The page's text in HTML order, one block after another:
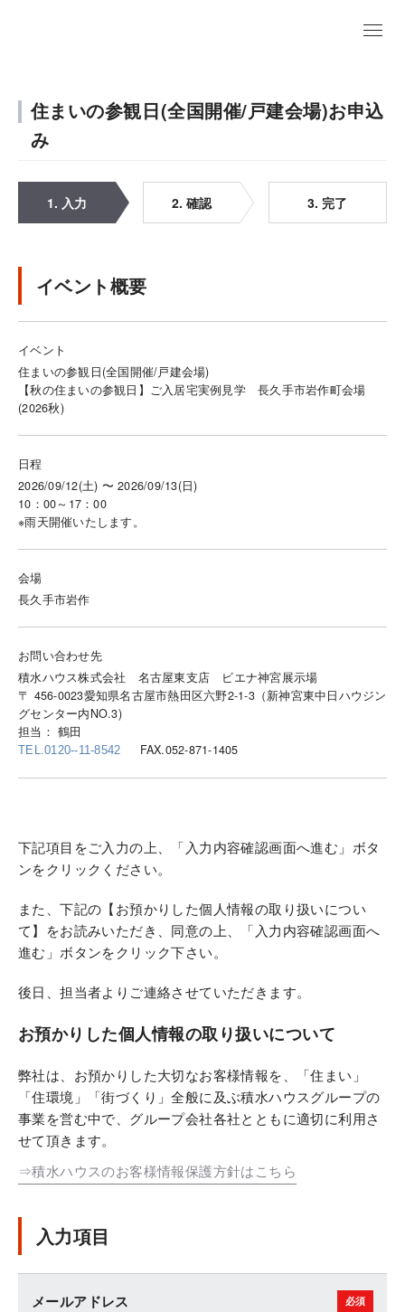
住まいの参観日(全国開催/戸建会場)お申込
み
1. 入力 2. 確認 3. 完了
イベント概要
イベント
住まいの参観日(全国開催/戸建会場)
【秋の住まいの参観日】ご入居宅実例見学 長久手市岩作町会場
(2026秋)
日程
2026/09/12(土) 〜 2026/09/13(日)
10：00～17：00
※雨天開催いたします。
会場
長久手市岩作
お問い合わせ先
積水ハウス株式会社 名古屋東支店 ビエナ神宮展示場
〒 456-0023愛知県名古屋市熱田区六野2-1-3（新神宮東中日ハウジン
グセンター内NO.3)
担当： 鶴田
TEL.0120--11-8542 FAX.052-871-1405
下記項目をご入力の上、「入力内容確認画面へ進む」ボタ
ンをクリックください。
また、下記の【お預かりした個人情報の取り扱いについ
て】をお読みいただき、同意の上、「入力内容確認画面へ
進む」ボタンをクリック下さい。
後日、担当者よりご連絡させていただきます。
お預かりした個人情報の取り扱いについて
弊社は、お預かりした大切なお客様情報を、「住まい」
「住環境」「街づくり」全般に及ぶ積水ハウスグループの
事業を営む中で、グループ会社各社とともに適切に利用さ
せて頂きます。
⇒積水ハウスのお客様情報保護方針はこちら
入力項目
メールアドレス